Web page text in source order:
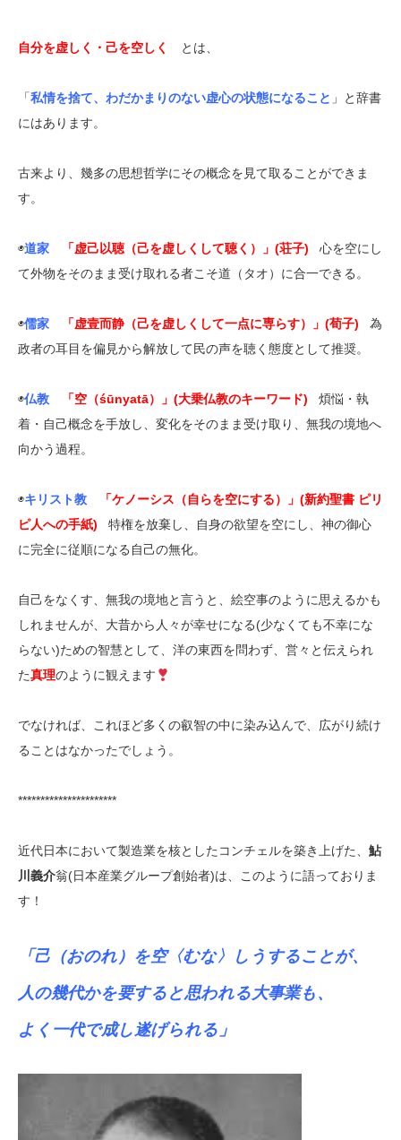
自分を虚しく・己を空しく とは、
「私情を捨て、わだかまりのない虚心の状態になること 」と辞書
にはあります。
古来より、幾多の思想哲学にその概念を見て取ることができま
す。
◉道家 「虚己以聴（己を虚しくして聴く）」(荘子)
心を空にし
て外物をそのまま受け取れる者こそ道（タオ）に合一できる。
◉儒家 「虚壹而静（己を虚しくして一点に専らす）」(荀子)
為
政者の耳目を偏見から解放して民の声を聴く態度として推奨。
◉仏教 「空（śūnyatā）」(大乗仏教のキーワード)
煩悩・執
着・自己概念を手放し、変化をそのまま受け取り、無我の境地へ
向かう過程。
◉キリスト教
「ケノーシス（自らを空にする）」(新約聖書 ピリ
ピ人への手紙)
特権を放棄し、自身の欲望を空にし、神の御心
に完全に従順になる自己の無化。
自己をなくす、無我の境地と言うと、絵空事のように思えるかも
しれませんが、大昔から人々が幸せになる(少なくても不幸にな
らない)ための智慧として、洋の東西を問わず、営々と伝えられ
た真理のように観えます
でなければ、これほど多くの叡智の中に染み込んで、広がり続け
ることはなかったでしょう。
**********************
近代日本において製造業を核としたコンチェルを築き上げた、 鮎
川義介翁(日本産業グループ創始者)は、このように語っておりま
す！
「己（おのれ）を空〈むな〉しうすることが、
人の幾代かを要すると思われる大事業も、
よく一代で成し遂げられる」